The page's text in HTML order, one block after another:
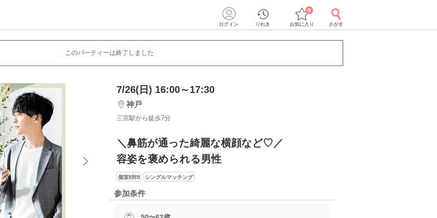
ログイン りれき お気に入り
0
さがす
このパーティーは終了しました
7/26(日) 16:00～17:30
神戸
三宮駅から徒歩7分
＼鼻筋が通った綺麗な横顔など♡／
容姿を褒められる男性
個室8対8 シングルマッチング
参加条件